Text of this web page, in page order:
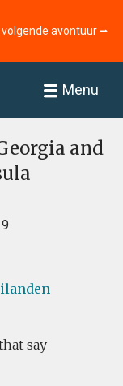
avontuur ⭢
Menu
and
say